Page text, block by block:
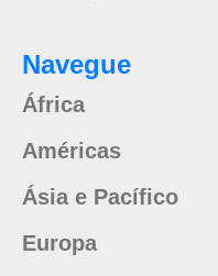
Navegue
África
Américas
Ásia e Pacífico
Europa